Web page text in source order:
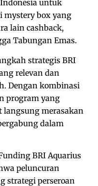
untuk
mystery box yang
lain cashback,
Tabungan Emas.
strategis BRI
relevan dan
Dengan kombinasi
program yang
langsung merasakan
dalam
BRI Aquarius
peluncuran
strategi perseroan